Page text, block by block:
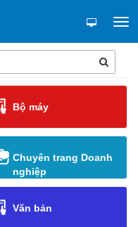
Bộ máy
Chuyên trang Doanh
nghiệp
Văn bản